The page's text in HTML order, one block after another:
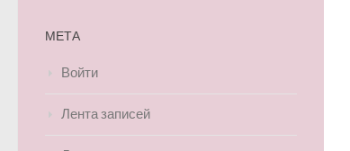
МЕТА
Войти
Лента записей